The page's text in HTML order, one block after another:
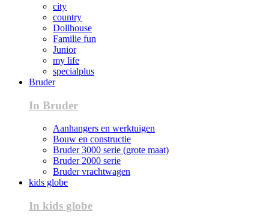
city
country
Dollhouse
Familie fun
Junior
my life
specialplus
Bruder
In Bruder
Aanhangers en werktuigen
Bouw en constructie
Bruder 3000 serie (grote maat)
Bruder 2000 serie
Bruder vrachtwagen
kids globe
In kids globe